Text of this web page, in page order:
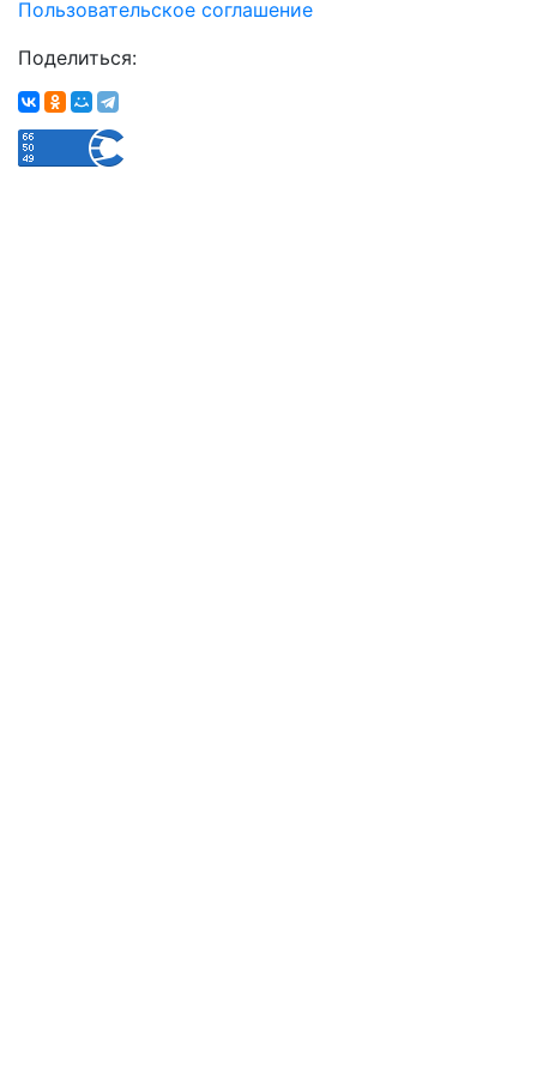
Пользовательское соглашение
Поделиться: